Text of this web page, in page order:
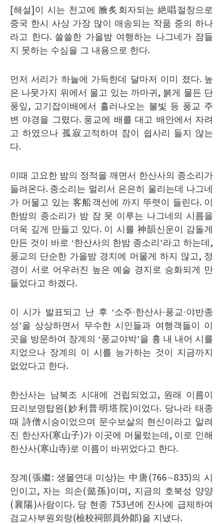
[해설] 이 시는 천고에 膾炙 회자되는 絶唱 절창으로
중국 한시 사상 가장 많이 애송되는 작품 중의 하나
라고 한다. 쓸쓸한 가을밤 여행하는 나그네가 잠들
지 못하는 수심을 그 내용으로 한다.
먼저 서리가 하늘에 가득한데 달마저 이미 졌다. 높
은 나뭇가지 위에서 울고 있는 까마귀 , 붉게 물든 단
풍잎, 고기잡이배에서 흘러나오는 불빛 등 풍교 주
변 야경을 그렸다. 풍교에 배를 대고 배안에서 자려
고 하였으나 孤寂 고적하여 잠이 쉽사리 들지 않는
다.
이때 고요한 밤의 정적을 깨면서 한산사의 종소리가
들려온다. 종소리는 멀리서 은은히 울리는데 나그네
가 머물고 있는客船객선에 까지 뚜렷이 들린다. 이
한밤의 종소리가 밤 잠 못 이루는 나그네의 시름을
더욱 깊게 만들고 있다. 이 시를 神韻신운이 감돌게
만든 것이 바로 ‘한산사의 한밤 종소리 ’라고 하는데 ,
풍교의 단순한 가을밤 경치에 머물게 하지 않고, 정
경이 서로 어우러진 높은 예술 경지로 승화되게 만
들었다고 하겠다.
이 시가 발표되고 난 후 ‘소주·한산사·풍교·야반종
성’을 상상하면서 무수한 시인들과 여행객들이 이
곳을 방문하여 장계의 ‘풍교야박’을 흉 내 내어 시를
지었으나 장계의 이 시를 능가하는 것이 지금까지
없었다고 한다.
한산사는 남북조 시대에 건립되었고, 원래 이름이
묘리보명탑원 (妙利普明塔院)이었다. 당나라 태종
때 詩僧 시승이었으며 문수보살의 현신이라고 알려
진 한산자(寒山子)가 이곳에 머물렀는데 , 이로 인해
한산사(寒山寺)로 이름이 바뀌었다고 한다.
장계 (張繼 : 생몰연대 미상)는 中唐(766∼835)의 시
인이고, 자는 의손(懿孫 )이며 , 지금의 호북성 양양
(襄陽 )사람이다. 당 현종 753년에 진사에 급제하여
검교사부원외랑(檢校祠部員外郞)을 지냈다.